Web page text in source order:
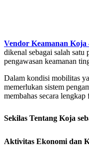
Vendor Keamanan
dikenal sebagai salah
pengawasan keamanan
Dalam kondisi mobilitas
memerlukan sistem
membahas secara
Sekilas Tentang Koja
Aktivitas Ekonomi dan